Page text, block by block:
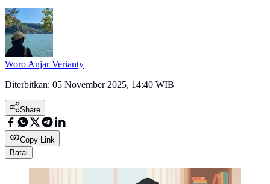
Woro Anjar Verianty
Diterbitkan: 05 November 2025, 14:40 WIB
Share
Copy Link
Batal